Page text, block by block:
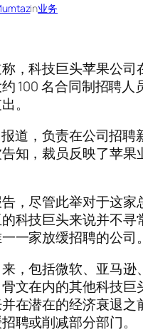
in业务
，科技巨头苹果公司
100 名合同制招聘人
。
报道，负责在公司招聘
知，裁员反映了苹果
，尽管此举对于这家
科技巨头来说并不寻
一家放缓招聘的公司。
，包括微软、亚马逊
文在内的其他科技巨
在潜在的经济衰退之
聘或削减部分部门。